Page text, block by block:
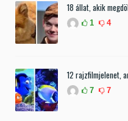
18 állat, akik
1 4
12 rajzfilmjelenet,
7 7